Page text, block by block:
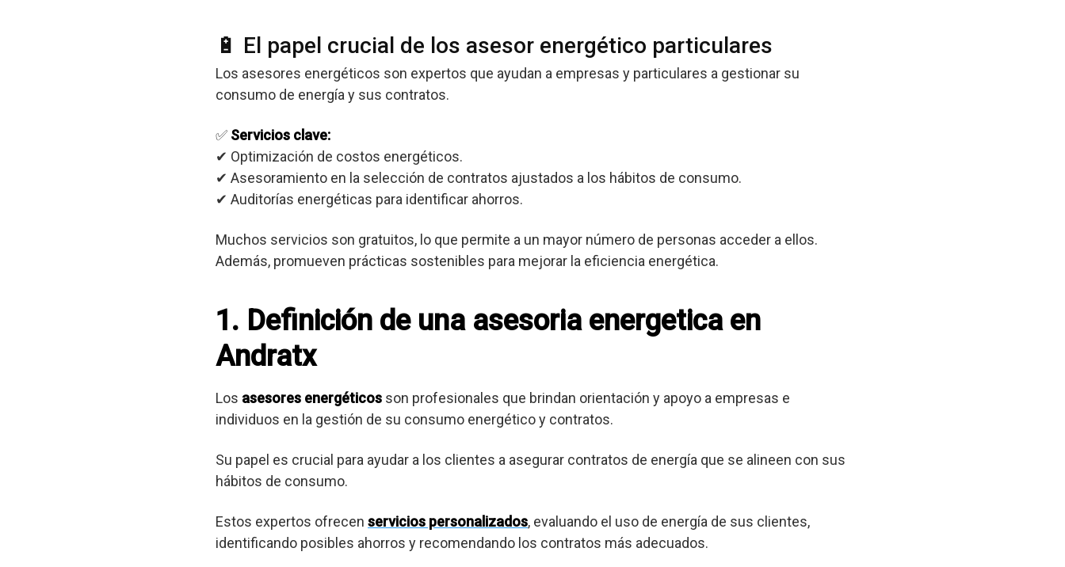
🔋 El papel crucial de los asesor energético particulares
Los asesores energéticos son expertos que ayudan a empresas y particulares a gestionar su
consumo de energía y sus contratos.
✅ Servicios clave:
✔ Optimización de costos energéticos.
✔ Asesoramiento en la selección de contratos ajustados a los hábitos de consumo.
✔ Auditorías energéticas para identificar ahorros.
Muchos servicios son gratuitos, lo que permite a un mayor número de personas acceder a ellos.
Además, promueven prácticas sostenibles para mejorar la eficiencia energética.
1. Definición de una asesoria energetica en
Andratx
Los asesores energéticos son profesionales que brindan orientación y apoyo a empresas e
individuos en la gestión de su consumo energético y contratos.
Su papel es crucial para ayudar a los clientes a asegurar contratos de energía que se alineen con sus
hábitos de consumo.
Estos expertos ofrecen servicios personalizados, evaluando el uso de energía de sus clientes,
identificando posibles ahorros y recomendando los contratos más adecuados.